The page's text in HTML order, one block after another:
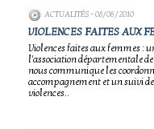
ACTUALITÉS- 08/06/2010
VIOLENCES FAITES AUX
Violences faites aux femmes :
l'association départementale
nous communique les
accompagnement et un suivi
violences..